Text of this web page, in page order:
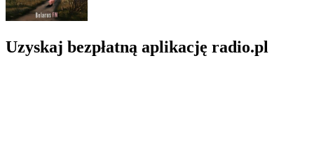
Uzyskaj bezpłatną aplikację radio.pl